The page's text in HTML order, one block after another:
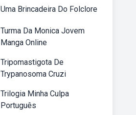
Uma Brincadeira Do Folclore
Turma Da Monica Jovem
Manga Online
Tripomastigota De
Trypanosoma Cruzi
Trilogia Minha Culpa
Português